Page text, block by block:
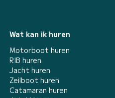
Wat kan ik huren
Motorboot huren
RIB huren
Jacht huren
Zeilboot huren
Catamaran huren